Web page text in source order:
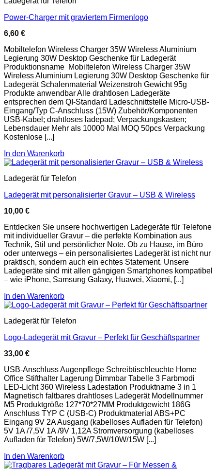
Power-Charger mit graviertem Firmenlogo
6,60 €
Mobiltelefon Wireless Charger 35W Wireless Aluminium
Legierung 30W Desktop Geschenke für Ladegerät
Produktionsname Mobiltelefon Wireless Charger 35W
Wireless Aluminium Legierung 30W Desktop Geschenke für
Ladegerät Schalenmaterial Weizenstroh Gewicht 95g
Produkte anwendbar Alle drahtlosen Ladegeräte
entsprechen dem QI-Standard Ladeschnittstelle Micro-USB-
Eingang/Typ C-Anschluss (15W) Zubehör/Komponenten
USB-Kabel; drahtloses ladepad; Verpackungskasten;
Lebensdauer Mehr als 10000 Mal MOQ 50pcs Verpackung
Kostenlose [...]
In den Warenkorb
Ladegerät für Telefon
Ladegerät mit personalisierter Gravur – USB & Wireless
10,00 €
Entdecken Sie unsere hochwertigen Ladegeräte für Telefone
mit individueller Gravur – die perfekte Kombination aus
Technik, Stil und persönlicher Note. Ob zu Hause, im Büro
oder unterwegs – ein personalisiertes Ladegerät ist nicht nur
praktisch, sondern auch ein echtes Statement. Unsere
Ladegeräte sind mit allen gängigen Smartphones kompatibel
– wie iPhone, Samsung Galaxy, Huawei, Xiaomi, [...]
In den Warenkorb
Ladegerät für Telefon
Logo-Ladegerät mit Gravur – Perfekt für Geschäftspartner
33,00 €
USB-Anschluss Augenpflege Schreibtischleuchte Home
Office Stifthalter Lagerung Dimmbar Tabelle 3 Farbmodi
LED-Licht 360 Wireless Ladestation Produktname 3 in 1
Magnetisch faltbares drahtloses Ladegerät Modellnummer
M5 Produktgröße 127*70*27MM Produktgewicht 186G
Anschluss TYP C (USB-C) Produktmaterial ABS+PC
Eingang 9V 2A Ausgang (kabelloses Aufladen für Telefon)
5V 1A /7,5V 1A /9V 1,12A Stromversorgung (kabelloses
Aufladen für Telefon) 5W/7,5W/10W/15W [...]
In den Warenkorb